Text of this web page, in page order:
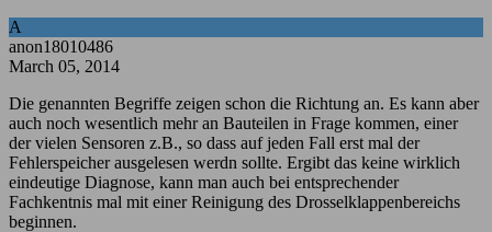
A
anon18010486
March 05, 2014
Die genannten Begriffe zeigen schon die Richtung an. Es kann aber
auch noch wesentlich mehr an Bauteilen in Frage kommen, einer
der vielen Sensoren z.B., so dass auf jeden Fall erst mal der
Fehlerspeicher ausgelesen werdn sollte. Ergibt das keine wirklich
eindeutige Diagnose, kann man auch bei entsprechender
Fachkentnis mal mit einer Reinigung des Drosselklappenbereichs
beginnen.